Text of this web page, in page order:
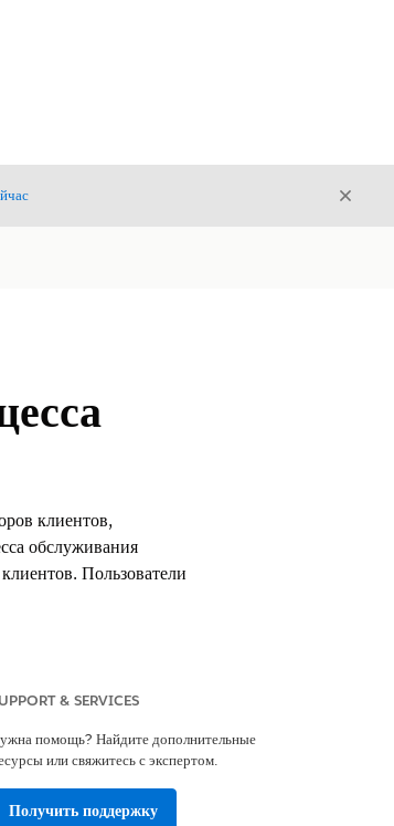
клиентов,
обслуживания
Пользователи
Cloud
& SERVICES
помощь? Найдите дополнительные
или свяжитесь с экспертом.
Получить поддержку